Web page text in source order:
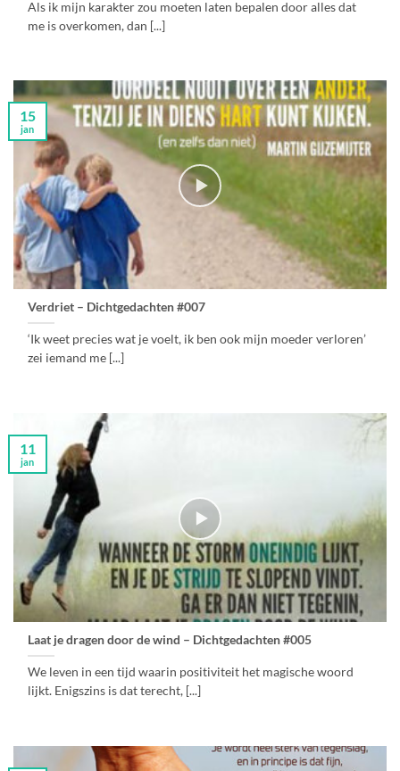
Als ik mijn karakter zou moeten laten bepalen door alles dat
me is overkomen, dan [...]
Verdriet – Dichtgedachten #007
‘Ik weet precies wat je voelt, ik ben ook mijn moeder verloren’
zei iemand me [...]
15
jan
Laat je dragen door de wind – Dichtgedachten #005
We leven in een tijd waarin positiviteit het magische woord
lijkt. Enigszins is dat terecht, [...]
11
jan